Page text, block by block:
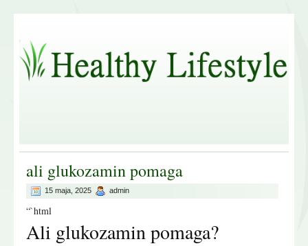
ali glukozamin pomaga
15 maja, 2025 admin
“`html
Ali glukozamin pomaga?